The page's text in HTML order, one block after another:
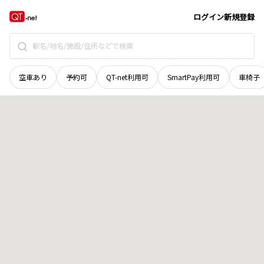
ログイン新規登録
空車あり 予約可 QT-net利用可 SmartPay利用可 車椅子
岡山県